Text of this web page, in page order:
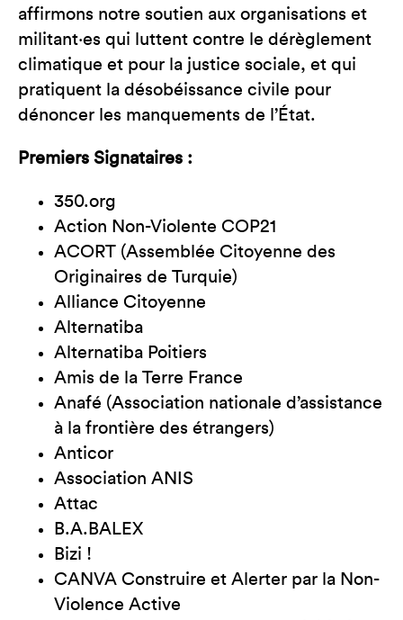
affirmons notre soutien aux organisations et
militant‧es qui luttent contre le dérèglement
climatique et pour la justice sociale, et qui
pratiquent la désobéissance civile pour
dénoncer les manquements de l’État.
Premiers Signataires :
350.org
Action Non-Violente COP21
ACORT (Assemblée Citoyenne des
Originaires de Turquie)
Alliance Citoyenne
Alternatiba
Alternatiba Poitiers
Amis de la Terre France
Anafé (Association nationale d’assistance
à la frontière des étrangers)
Anticor
Association ANIS
Attac
B.A.BALEX
Bizi !
CANVA Construire et Alerter par la Non-
Violence Active